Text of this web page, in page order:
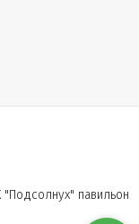
павильон